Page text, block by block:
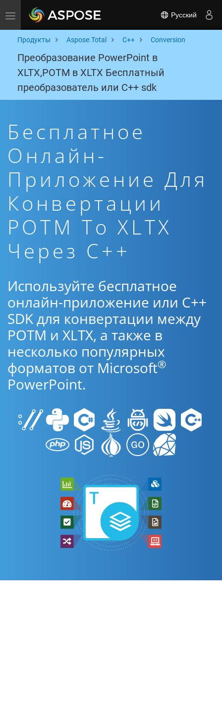
Toggle navigation Русский
Продукты Aspose.Total C++ Conversion
Преобразование PowerPoint в
XLTX,POTM в XLTX Бесплатный
преобразователь или C++ sdk
Бесплатное
Онлайн-
Приложение Для
Конвертации
POTM To XLTX
Через C++
Используйте бесплатное
онлайн-приложение или C++
SDK для конвертации между
POTM и XLTX, а также в
несколько популярных
форматов от Microsoft®
PowerPoint.